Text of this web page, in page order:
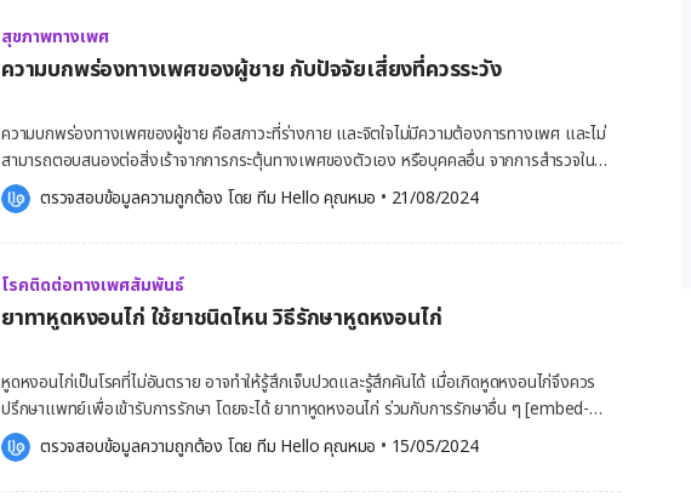
ปรากฏในเพศชาย […]
เก็บตัวอย่างปัสสาวะประมาณ 10 ถึง 15 มิลลิลิตร เพื่อตรวจหาเชื้อที่ก่อให้เกิดโรคหนองในแท้ ผู้
ป่วยควรงดปัสสาวะ 2 ชั่วโมงก่อนการเก็บตัวอย่าง เนื่องจากการปัสสาวะอาจไปล้างเชื้อแบคทีเรีย
ตรวจคัดกรองโดยเฉพาะในเพศหญิง โดยจะใช้สำลีป้ายบริเวณเยื่อบุโพรงมดลูก โดยใช้เวลา 10 ถึง
30 วินาที เพื่อให้สำลีดูดซึมสารคัดหลั่ง การตรวจ Nucleic acid amplification test : NAAT
การตรวจหาสารพันธุกรรมของเชื้อหนองใน โดยเก็บตัวอย่างจากปัสสาวะหรือของเหลวในร่างกาย
จากบริเวณที่สงสัยว่าอาจจะติดเชื้อ เป็นวิธีการทดสอบที่มีความแม่นยำ บางครั้งการตรวจวินิจฉัย
ก็ตามควรพาคู่นอนมาตรวจคัดกรองเช่นกัน วิธี การรักษาหนองในแท้ การรักษาหนองในแท้สามารถ
รักษาได้ โดยการรับประทานยาหรือฉีดยาปฏิชีวนะ เพื่อช่วยรักษาหรือป้องกันการติดเชื้อและแพร่
กระจายของแบคทีเรีย ซึ่งกลุ่มตัวยาในการรักษา […]
สุขภาพทางเพศ
ความบกพร่องทางเพศของผู้ชาย กับปัจจัยเสี่ยงที่ควรระวัง
ความบกพร่องทางเพศของผู้ชาย คือสภาวะที่ร่างกาย และจิตใจไม่มีความต้องการทางเพศ และไม่
สามารถตอบสนองต่อสิ่งเร้าจากการกระตุ้นทางเพศของตัวเอง หรือบุคคลอื่น จากการสำรวจใน
ผู้ชายพบความผิดปกติประมาณ 31% ของการสำรวจที่มีปัญหาทางเพศ ซึ่งสามารถพบได้ในทุกวัย
แต่มักพบได้บ่อยเมื่ออายุมากขึ้น [embed-health-tool-bmr] ความบกพร่องทางเพศของผู้ชาย
ที่พบได้บ่อย ปัญหาความบกพร่องทางเพศของผู้ชายที่สามารถพบได้บ่อย ได้แก่ ความต้องการทาง
เพศ อาจมีปัจจัยทางด้านร่างกาย เช่น ความบกพร่องทางฮอร์โมนเพศหรือฮอร์โมนทางเพศต่ำ โรค
อ้วนที่อาจส่งผลให้ฮอร์โมนมีการเปลี่ยนแปลง และปัจจัยด้านจิตใจที่อาจมีปัญหาภาวะซึมเศร้า เครียด
จุดสุดยอด หรือหลั่งอสุจิออกมาเร็วกว่าที่ต้องการ การไปไม่ถึงจุดสุดยอด ไม่สามารถหลั่งอสุจิออก
มาได้หลังการมีเพศสัมพันธ์ หรือกิจกรรมทางเพศ หรือเรียกอีกอย่างว่าการไม่สำเร็จความใคร่ การ
หย่อนสมรรถภาพทางเพศ ไม่สามารถทำให้อวัยวะเพศเกิดการแข็งตัวหรือเพียงพอต่อการมีเพศ
สัมพันธ์ หรือนกเขาไม่ขัน ซึ่งปัญหานี้อาจส่งผลกระทบต่อความมั่นใจในทางเพศได้ การมีโรคที่ผิด
ตรวจสอบข้อมูลความถูกต้อง โดย ทีม Hello คุณหมอ • 21/08/2024
โรคติดต่อทางเพศสัมพันธ์
ยาทาหูดหงอนไก่ ใช้ยาชนิดไหน วิธีรักษาหูดหงอนไก่
หูดหงอนไก่เป็นโรคที่ไม่อันตราย อาจทำให้รู้สึกเจ็บปวดและรู้สึกคันได้ เมื่อเกิดหูดหงอนไก่จึงควร
ปรึกษาแพทย์เพื่อเข้ารับการรักษา โดยจะได้ ยาทาหูดหงอนไก่ ร่วมกับการรักษาอื่น ๆ [embed-
health-tool-ovulation] หูดหงอนไก่ คืออะไร หูดหงอนไก่ (Genital warts) เป็นโรคติดต่อทาง
เพศสัมพันธ์ สาเหตุ เกิดจากเชื้อไวรัส ที่ชื่อว่า (Human Papillomavirus) หรือที่รู้จักในชื่อว่า เชื้อ
HPV ลักษณะของเป็นหูดหงอนไก่จะเป็นติ่งเนื้ออ่อน สีชมพู คล้ายกับหงอนไก่ โดยเริ่มจากรอยโรค
ตรวจสอบข้อมูลความถูกต้อง โดย ทีม Hello คุณหมอ • 15/05/2024